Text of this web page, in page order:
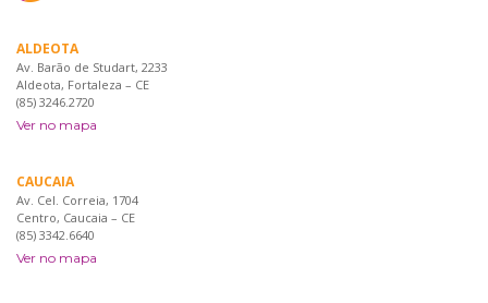
ALDEOTA
Av. Barão de Studart, 2233
Aldeota, Fortaleza – CE
(85) 3246.2720
Ver no mapa
CAUCAIA
Av. Cel. Correia, 1704
Centro, Caucaia – CE
(85) 3342.6640
Ver no mapa